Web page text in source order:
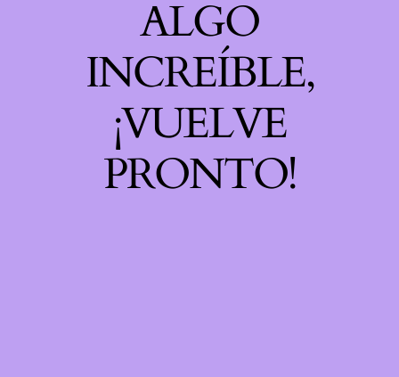
ALGO
INCREÍBLE,
¡VUELVE
PRONTO!